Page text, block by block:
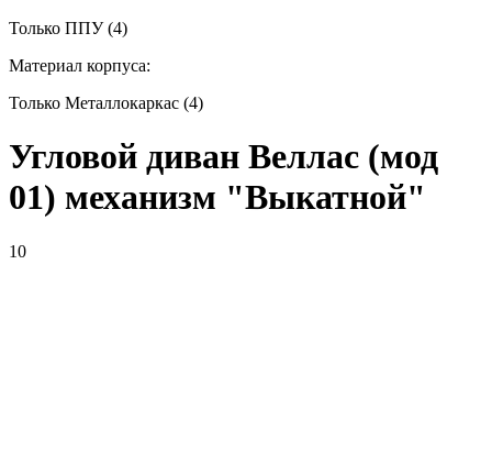
Только ППУ (4)
Материал корпуса:
Только Металлокаркас (4)
Угловой диван Веллас (мод
01) механизм "Выкатной"
10